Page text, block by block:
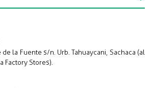
de la Fuente s/n. Urb. Tahuaycani, Sachaca (al
Factory Stores).